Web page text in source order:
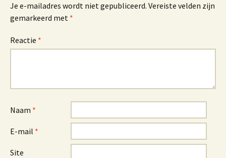
Je e-mailadres wordt niet gepubliceerd. Vereiste velden zijn
gemarkeerd met *
Reactie *
Naam *
E-mail *
Site